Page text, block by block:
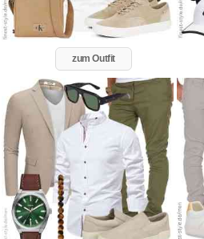
zum Outfit